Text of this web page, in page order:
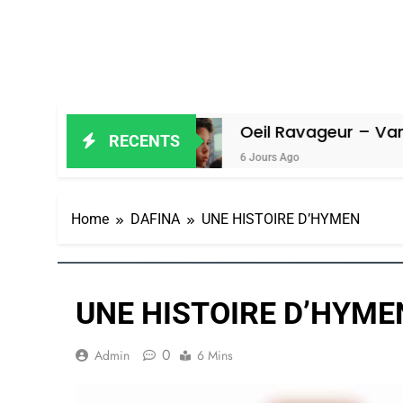
RECENTSOeil Ravageur – Vanessa De
6 Jours Ago
Home DAFINA UNE HISTOIRE D’HYMEN
UNE HISTOIRE
Admin 0 6 Mins